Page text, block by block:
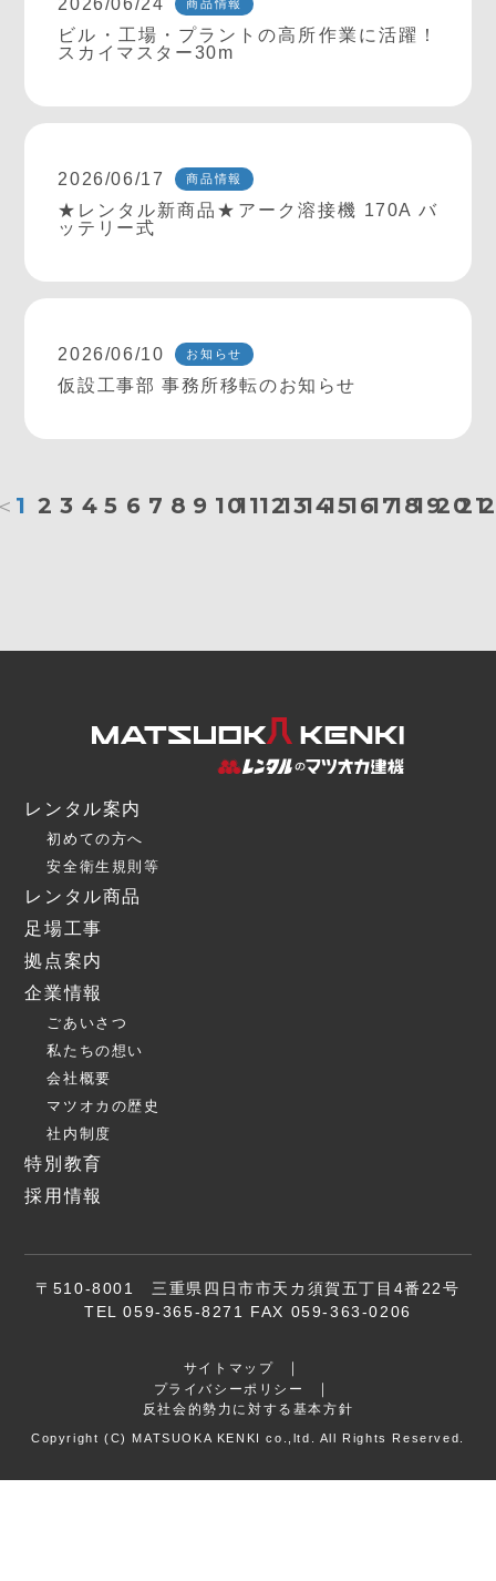
商品情報
ビル・工場・プラントの高所作業に活躍！
スカイマスター30m
2026/06/17 商品情報
★レンタル新商品★アーク溶接機 170A バ
ッテリー式
2026/06/10 お知らせ
仮設工事部 事務所移転のお知らせ
1 2 3 4 5 6 7 8 9 101112131415161718192021
レンタル案内
初めての方へ
安全衛生規則等
レンタル商品
足場工事
拠点案内
企業情報
ごあいさつ
私たちの想い
会社概要
マツオカの歴史
社内制度
特別教育
採用情報
〒510-8001 三重県四日市市天カ須賀五丁目4番22号
TEL 059-365-8271 FAX 059-363-0206
サイトマップ
プライバシーポリシー
反社会的勢力に対する基本方針
Copyright (C) MATSUOKA KENKI co.,ltd. All Rights Reserved.